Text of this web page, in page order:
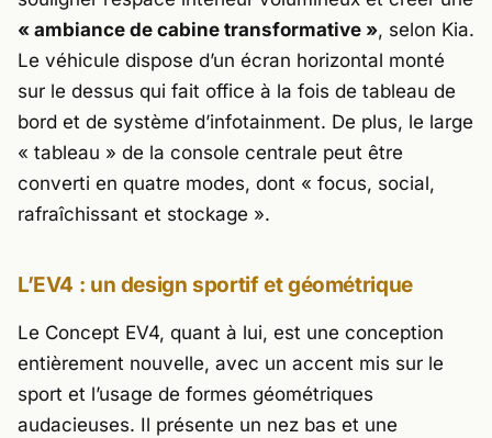
« ambiance de cabine transformative », selon Kia.
Le véhicule dispose d’un écran horizontal monté
sur le dessus qui fait office à la fois de tableau de
bord et de système d’infotainment. De plus, le large
« tableau » de la console centrale peut être
converti en quatre modes, dont « focus, social,
rafraîchissant et stockage ».
L’EV4 : un design sportif et géométrique
Le Concept EV4, quant à lui, est une conception
entièrement nouvelle, avec un accent mis sur le
sport et l’usage de formes géométriques
audacieuses. Il présente un nez bas et une